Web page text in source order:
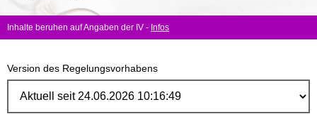
Inhalte beruhen auf Angaben der IV - Infos
Version des Regelungsvorhabens